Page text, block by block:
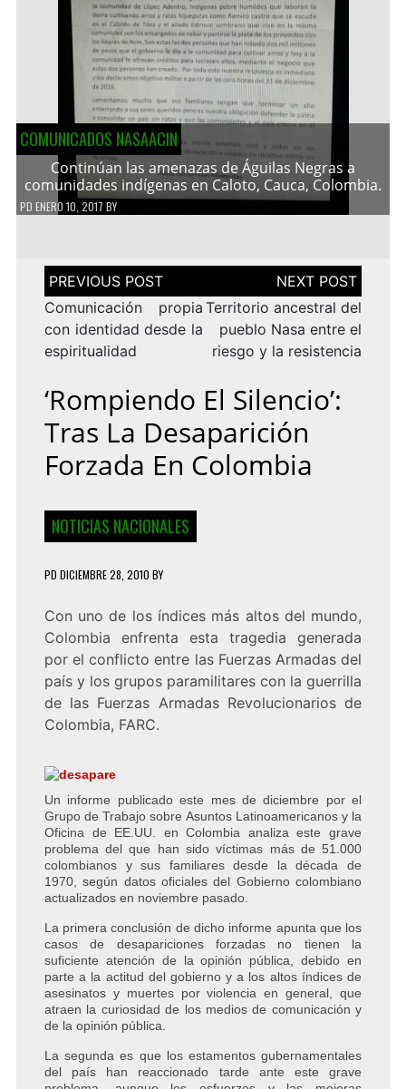
COMUNICADOS NASAACIN
Continúan las amenazas de Águilas Negras a
comunidades indígenas en Caloto, Cauca, Colombia.
PD ENERO 10, 2017 BY
Navegación
de
entradas
Comunicación propia
con identidad desde la
espiritualidad
Territorio ancestral del
pueblo Nasa entre el
riesgo y la resistencia
‘Rompiendo El Silencio’:
Tras La Desaparición
Forzada En Colombia
NOTICIAS NACIONALES
PD DICIEMBRE 28, 2010 BY
Con uno de los índices más altos del mundo,
Colombia enfrenta esta tragedia generada
por el conflicto entre las Fuerzas Armadas del
país y los grupos paramilitares con la guerrilla
de las Fuerzas Armadas Revolucionarios de
Colombia, FARC.
Un informe publicado este mes de diciembre por el
Grupo de Trabajo sobre Asuntos Latinoamericanos y la
Oficina de EE.UU. en Colombia analiza este grave
problema del que han sido víctimas más de 51.000
colombianos y sus familiares desde la década de
1970, según datos oficiales del Gobierno colombiano
actualizados en noviembre pasado.
La primera conclusión de dicho informe apunta que los
casos de desapariciones forzadas no tienen la
suficiente atención de la opinión pública, debido en
parte a la actitud del gobierno y a los altos índices de
asesinatos y muertes por violencia en general, que
atraen la curiosidad de los medios de comunicación y
de la opinión pública.
La segunda es que los estamentos gubernamentales
del país han reaccionado tarde ante este grave